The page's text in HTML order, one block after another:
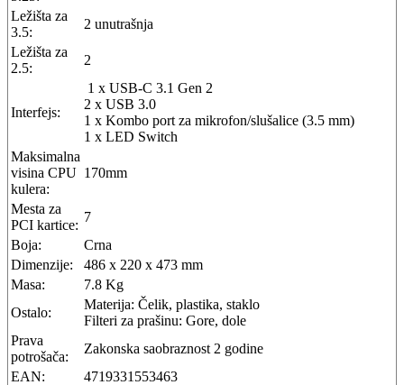
Ležišta za
3.5:
2 unutrašnja
Ležišta za
2.5:
2
Interfejs:
1 x USB-C 3.1 Gen 2
2 x USB 3.0
1 x Kombo port za mikrofon/slušalice (3.5 mm)
1 x LED Switch
Maksimalna
visina CPU
kulera:
170mm
Mesta za
PCI kartice:
7
Boja:
Crna
Dimenzije:
486 x 220 x 473 mm
Masa:
7.8 Kg
Ostalo:
Materija: Čelik, plastika, staklo
Filteri za prašinu: Gore, dole
Prava
potrošača:
Zakonska saobraznost 2 godine
EAN:
4719331553463